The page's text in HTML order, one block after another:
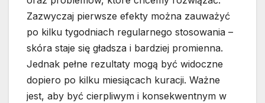
Zazwyczaj pierwsze efekty można zauważyć
po kilku tygodniach regularnego stosowania –
skóra staje się gładsza i bardziej promienna.
Jednak pełne rezultaty mogą być widoczne
dopiero po kilku miesiącach kuracji. Ważne
jest, aby być cierpliwym i konsekwentnym w